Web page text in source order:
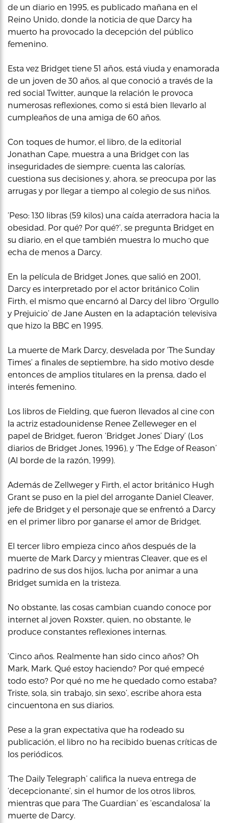
de un diario en 1995, es publicado mañana en el
Reino Unido, donde la noticia de que Darcy ha
muerto ha provocado la decepción del público
femenino.
Esta vez Bridget tiene 51 años, está viuda y enamorada
de un joven de 30 años, al que conoció a través de la
red social Twitter, aunque la relación le provoca
numerosas reflexiones, como si está bien llevarlo al
cumpleaños de una amiga de 60 años.
Con toques de humor, el libro, de la editorial
Jonathan Cape, muestra a una Bridget con las
inseguridades de siempre: cuenta las calorías,
cuestiona sus decisiones y, ahora, se preocupa por las
arrugas y por llegar a tiempo al colegio de sus niños.
‘Peso: 130 libras (59 kilos) una caída aterradora hacia la
obesidad. Por qué? Por qué?’, se pregunta Bridget en
su diario, en el que también muestra lo mucho que
echa de menos a Darcy.
En la película de Bridget Jones, que salió en 2001,
Darcy es interpretado por el actor británico Colin
Firth, el mismo que encarnó al Darcy del libro ‘Orgullo
y Prejuicio’ de Jane Austen en la adaptación televisiva
que hizo la BBC en 1995.
La muerte de Mark Darcy, desvelada por ‘The Sunday
Times’ a finales de septiembre, ha sido motivo desde
entonces de amplios titulares en la prensa, dado el
interés femenino.
Los libros de Fielding, que fueron llevados al cine con
la actriz estadounidense Renee Zelleweger en el
papel de Bridget, fueron ‘Bridget Jones’ Diary’ (Los
diarios de Bridget Jones, 1996), y ‘The Edge of Reason’
(Al borde de la razón, 1999).
Además de Zellweger y Firth, el actor británico Hugh
Grant se puso en la piel del arrogante Daniel Cleaver,
jefe de Bridget y el personaje que se enfrentó a Darcy
en el primer libro por ganarse el amor de Bridget.
El tercer libro empieza cinco años después de la
muerte de Mark Darcy y mientras Cleaver, que es el
padrino de sus dos hijos, lucha por animar a una
Bridget sumida en la tristeza.
No obstante, las cosas cambian cuando conoce por
internet al joven Roxster, quien, no obstante, le
produce constantes reflexiones internas.
‘Cinco años. Realmente han sido cinco años? Oh
Mark, Mark. Qué estoy haciendo? Por qué empecé
todo esto? Por qué no me he quedado como estaba?
Triste, sola, sin trabajo, sin sexo’, escribe ahora esta
cincuentona en sus diarios.
Pese a la gran expectativa que ha rodeado su
publicación, el libro no ha recibido buenas críticas de
los periódicos.
‘The Daily Telegraph’ califica la nueva entrega de
‘decepcionante’, sin el humor de los otros libros,
mientras que para ‘The Guardian’ es ‘escandalosa’ la
muerte de Darcy.